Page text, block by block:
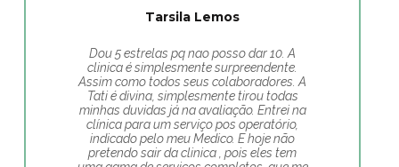
Tarsila Lemos
Dou 5 estrelas pq nao posso dar 10. A
clinica é simplesmente surpreendente.
Assim como todos seus colaboradores. A
Tati é divina, simplesmente tirou todas
minhas duvidas já na avaliação. Entrei na
clínica para um serviço pos operatório,
indicado pelo meu Medico. E hoje não
pretendo sair da clinica , pois eles tem